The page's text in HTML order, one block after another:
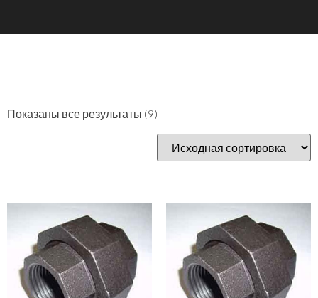
Показаны все результаты (9)